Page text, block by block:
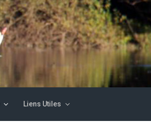
Liens Utiles